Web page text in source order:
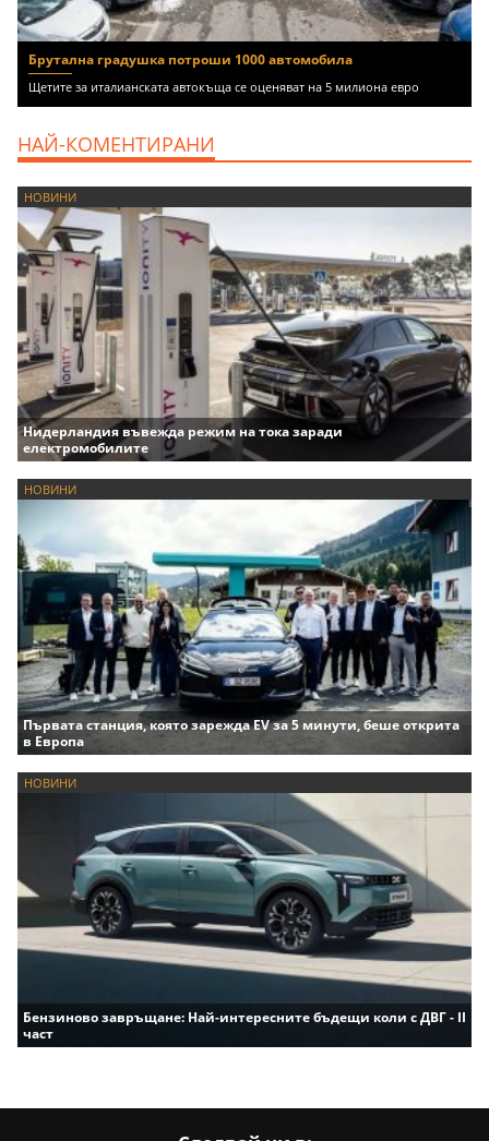
Брутална градушка потроши 1000 автомобила
Щетите за италианската автокъща се оценяват на 5 милиона евро
НАЙ-КОМЕНТИРАНИ
НОВИНИ
Нидерландия въвежда режим на тока заради
електромобилите
НОВИНИ
Първата станция, която зарежда EV за 5 минути, беше открита
в Европа
НОВИНИ
Бензиново завръщане: Най-интересните бъдещи коли с ДВГ - II
част